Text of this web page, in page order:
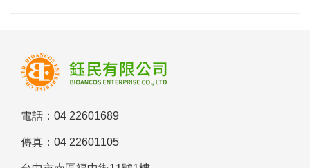
電話：04 22601689
傳真：04 22601105